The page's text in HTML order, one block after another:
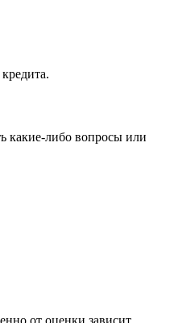
какие-либо вопросы или
от оценки зависит